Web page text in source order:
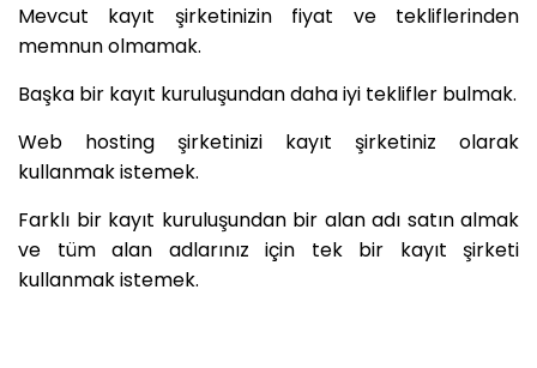
Mevcut kayıt şirketinizin fiyat ve tekliflerinden
memnun olmamak.
Başka bir kayıt kuruluşundan daha iyi teklifler bulmak.
Web hosting şirketinizi kayıt şirketiniz olarak
kullanmak istemek.
Farklı bir kayıt kuruluşundan bir alan adı satın almak
ve tüm alan adlarınız için tek bir kayıt şirketi
kullanmak istemek.